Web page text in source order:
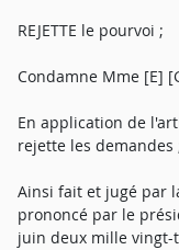
REJETTE le pourvoi ;
Condamne Mme [E]
En application de
rejette les demandes
Ainsi fait et jugé par
prononcé par le
juin deux mille vingt-